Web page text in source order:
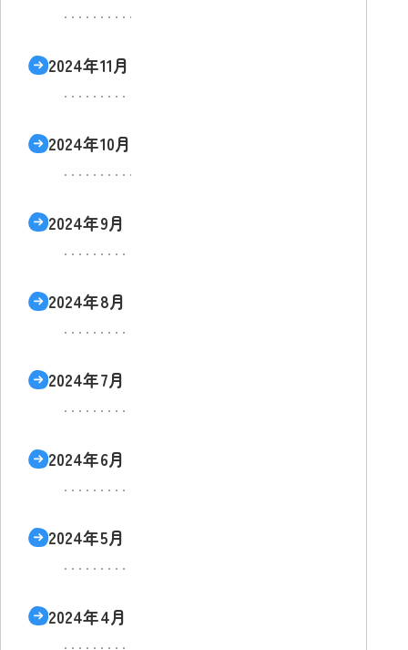
2024年11月
2024年10月
2024年9月
2024年8月
2024年7月
2024年6月
2024年5月
2024年4月